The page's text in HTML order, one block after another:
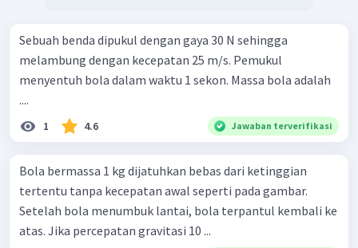
Sebuah benda dipukul dengan gaya 30 N sehingga
melambung dengan kecepatan 25 m/s. Pemukul
menyentuh bola dalam waktu 1 sekon. Massa bola adalah
....
1 4.6 Jawaban terverifikasi
Bola bermassa 1 kg dijatuhkan bebas dari ketinggian
tertentu tanpa kecepatan awal seperti pada gambar.
Setelah bola menumbuk lantai, bola terpantul kembali ke
atas. Jika percepatan gravitasi 10 ...